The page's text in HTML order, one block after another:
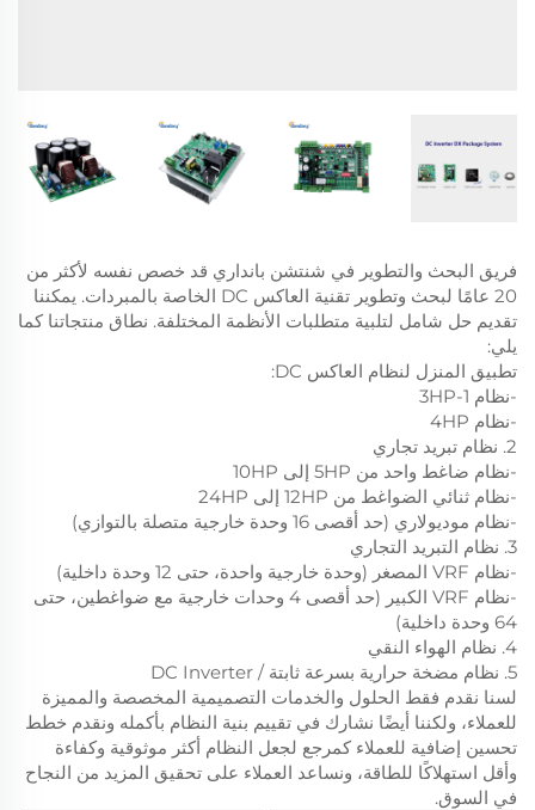
فريق البحث والتطوير في شنتشن بانداري قد خصص نفسه لأكثر من
20 عامًا لبحث وتطوير تقنية العاكس DC الخاصة بالمبردات. يمكننا
تقديم حل شامل لتلبية متطلبات الأنظمة المختلفة. نطاق منتجاتنا كما
يلي:
تطبيق المنزل لنظام العاكس DC:
-نظام 1-3HP
-نظام 4HP
2. نظام تبريد تجاري
-نظام ضاغط واحد من 5HP إلى 10HP
-نظام ثنائي الضواغط من 12HP إلى 24HP
-نظام موديولاري (حد أقصى 16 وحدة خارجية متصلة بالتوازي)
3. نظام التبريد التجاري
-نظام VRF المصغر (وحدة خارجية واحدة، حتى 12 وحدة داخلية)
-نظام VRF الكبير (حد أقصى 4 وحدات خارجية مع ضواغطين، حتى
64 وحدة داخلية)
4. نظام الهواء النقي
5. نظام مضخة حرارية بسرعة ثابتة / DC Inverter
لسنا نقدم فقط الحلول والخدمات التصميمية المخصصة والمميزة
للعملاء، ولكننا أيضًا نشارك في تقييم بنية النظام بأكمله ونقدم خطط
تحسين إضافية للعملاء كمرجع لجعل النظام أكثر موثوقية وكفاءة
وأقل استهلاكًا للطاقة، ونساعد العملاء على تحقيق المزيد من النجاح
في السوق.